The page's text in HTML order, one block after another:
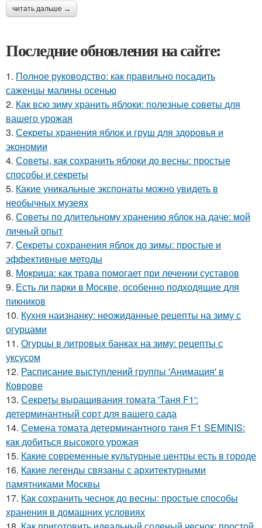
читать дальше →
Последние обновления на сайте:
1. Полное руководство: как правильно посадить
саженцы малины осенью
2. Как всю зиму хранить яблоки: полезные советы для
вашего урожая
3. Секреты хранения яблок и груш для здоровья и
экономии
4. Советы, как сохранить яблоки до весны: простые
способы и секреты
5. Какие уникальные экспонаты можно увидеть в
необычных музеях
6. Советы по длительному хранению яблок на даче: мой
личный опыт
7. Секреты сохранения яблок до зимы: простые и
эффективные методы
8. Мокрица: как трава помогает при лечении суставов
9. Есть ли парки в Москве, особенно подходящие для
пикников
10. Кухня наизнанку: неожиданные рецепты на зиму с
огурцами
11. Огурцы в литровых банках на зиму: рецепты с
уксусом
12. Расписание выступлений группы 'Анимация' в
Коврове
13. Секреты выращивания томата 'Таня F1':
детерминантный сорт для вашего сада
14. Семена томата детерминантного таня F1 SEMINIS:
как добиться высокого урожая
15. Какие современные культурные центры есть в городе
16. Какие легенды связаны с архитектурными
памятниками Москвы
17. Как сохранить чеснок до весны: простые способы
хранения в домашних условиях